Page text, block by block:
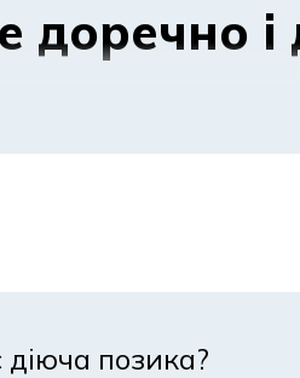
і
очевидні та
позика?